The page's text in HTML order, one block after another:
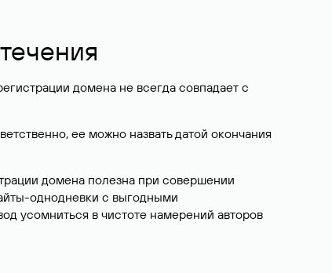
домена не всегда совпадает с
ее можно назвать датой окончания
домена полезна при совершении
однодневки с выгодными
усомниться в чистоте намерений авторов